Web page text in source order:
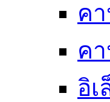
ค
ค
อิเ